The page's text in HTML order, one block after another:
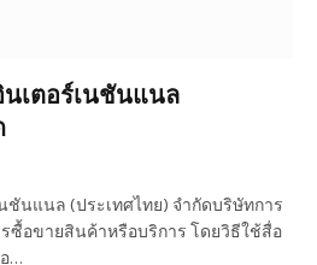
เตอร์เนชันแนล
ชันแนล (ประเทศไทย) จำกัดบริษัทการ
ซื้อขายสินค้าหรือบริการ โดยวิธีใช้สื่อ
…